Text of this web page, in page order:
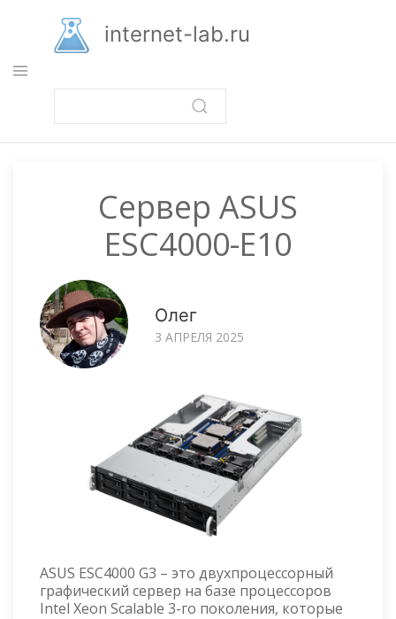
основному
содержанию
internet-lab.ru
Сервер ASUS
ESC4000-E10
Олег
3 АПРЕЛЯ 2025
ASUS ESC4000 G3 – это двухпроцессорный
графический сервер на базе процессоров
Intel Xeon Scalable 3-го поколения, которые